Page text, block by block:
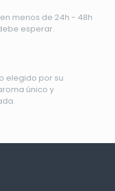
menos de 24h - 48h
esperar.
elegido por su
único y